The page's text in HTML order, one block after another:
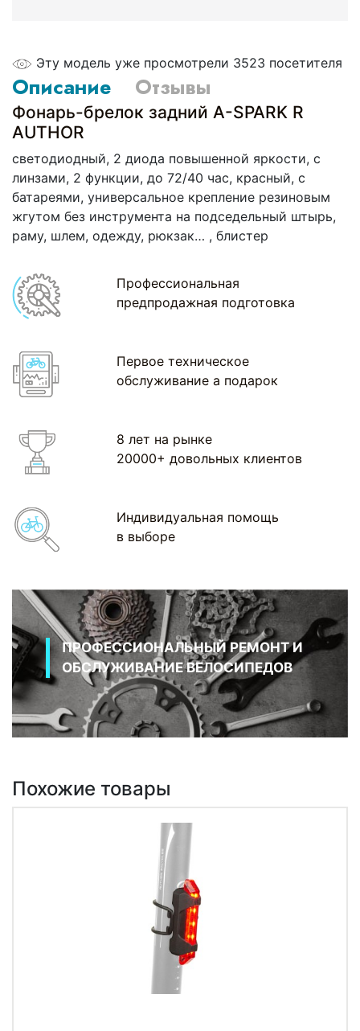
Эту модель уже просмотрели 3523 посетителя
Описание Отзывы
Фонарь-брелок задний A-SPARK R
AUTHOR
светодиодный, 2 диода повышенной яркости, с
линзами, 2 функции, до 72/40 час, красный, с
батареями, универсальное крепление резиновым
жгутом без инструмента на подседельный штырь,
раму, шлем, одежду, рюкзак… , блистер
Профессиональная
предпродажная подготовка
Первое техническое
обслуживание а подарок
8 лет на рынке
20000+ довольных клиентов
Индивидуальная помощь
в выборе
ПРОФЕССИОНАЛЬНЫЙ РЕМОНТ И
ОБСЛУЖИВАНИЕ ВЕЛОСИПЕДОВ
Похожие товары